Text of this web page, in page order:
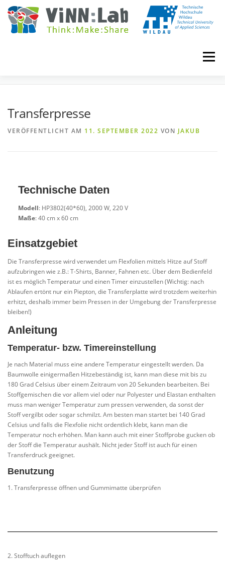
Zum
Inhalt
springen
Menü
EVENTS WIKI UNIVERSITY COURSES
Transferpresse
VERÖFFENTLICHT AM 11. SEPTEMBER 2022 VON JAKUB
Technische Daten
Modell: HP3802(40*60), 2000 W, 220 V
Maße: 40 cm x 60 cm
Einsatzgebiet
Die Transferpresse wird verwendet um Flexfolien mittels Hitze auf Stoff
aufzubringen wie z.B.: T-Shirts, Banner, Fahnen etc. Über dem Bedienfeld
ist es möglich Temperatur und einen Timer einzustellen (Wichtig: nach
Ablaufen ertönt nur ein Piepton, die Transferplatte wird trotzdem weiterhin
erhitzt, deshalb immer beim Pressen in der Umgebung der Transferpresse
bleiben!)
Anleitung
Temperatur- bzw. Timereinstellung
Je nach Material muss eine andere Temperatur eingestellt werden. Da
Baumwolle einigermaßen Hitzebeständig ist, kann man diese mit bis zu
180 Grad Celsius über einem Zeitraum von 20 Sekunden bearbeiten. Bei
Stoffgemischen die vor allem viel oder nur Polyester und Elastan enthalten
muss man weniger Temperatur zum pressen verwenden, da sonst der
Stoff vergilbt oder sogar schmilzt. Am besten man startet bei 140 Grad
Celsius und falls die Flexfolie nicht ordentlich klebt, kann man die
Temperatur noch erhöhen. Man kann auch mit einer Stoffprobe gucken ob
der Stoff die Temperatur aushält. Nicht jeder Stoff ist auch für einen
Transferdruck geeignet.
Benutzung
1. Transferpresse öffnen und Gummimatte überprüfen
2. Stofftuch auflegen